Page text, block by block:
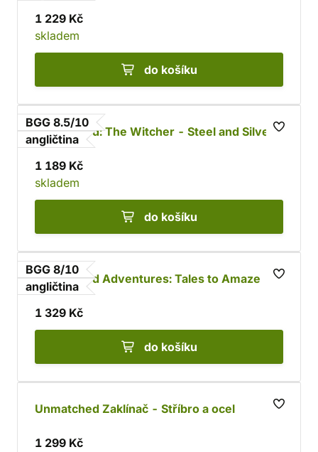
1 229 Kč
skladem
do košíku
BGG 8.5/10
angličtina
Unmatched: The Witcher - Steel and Silver
1 189 Kč
skladem
do košíku
BGG 8/10
angličtina
Unmatched Adventures: Tales to Amaze
1 329 Kč
do košíku
Unmatched Zaklínač - Stříbro a ocel
1 299 Kč